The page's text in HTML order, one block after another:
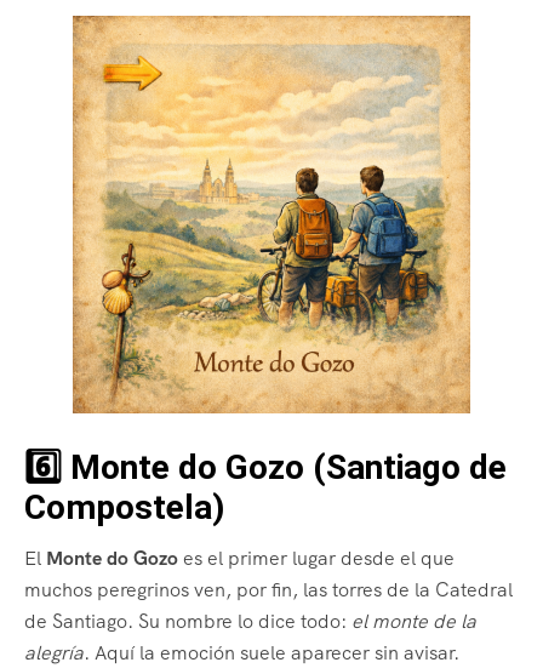
6️⃣ Monte do Gozo (Santiago de
Compostela)
El Monte do Gozoes el primer lugar desde el que
muchos peregrinos ven, por fin, las torres de la Catedral
de Santiago. Su nombre lo dice todo: el monte de la
alegría. Aquí la emoción suele aparecer sin avisar.